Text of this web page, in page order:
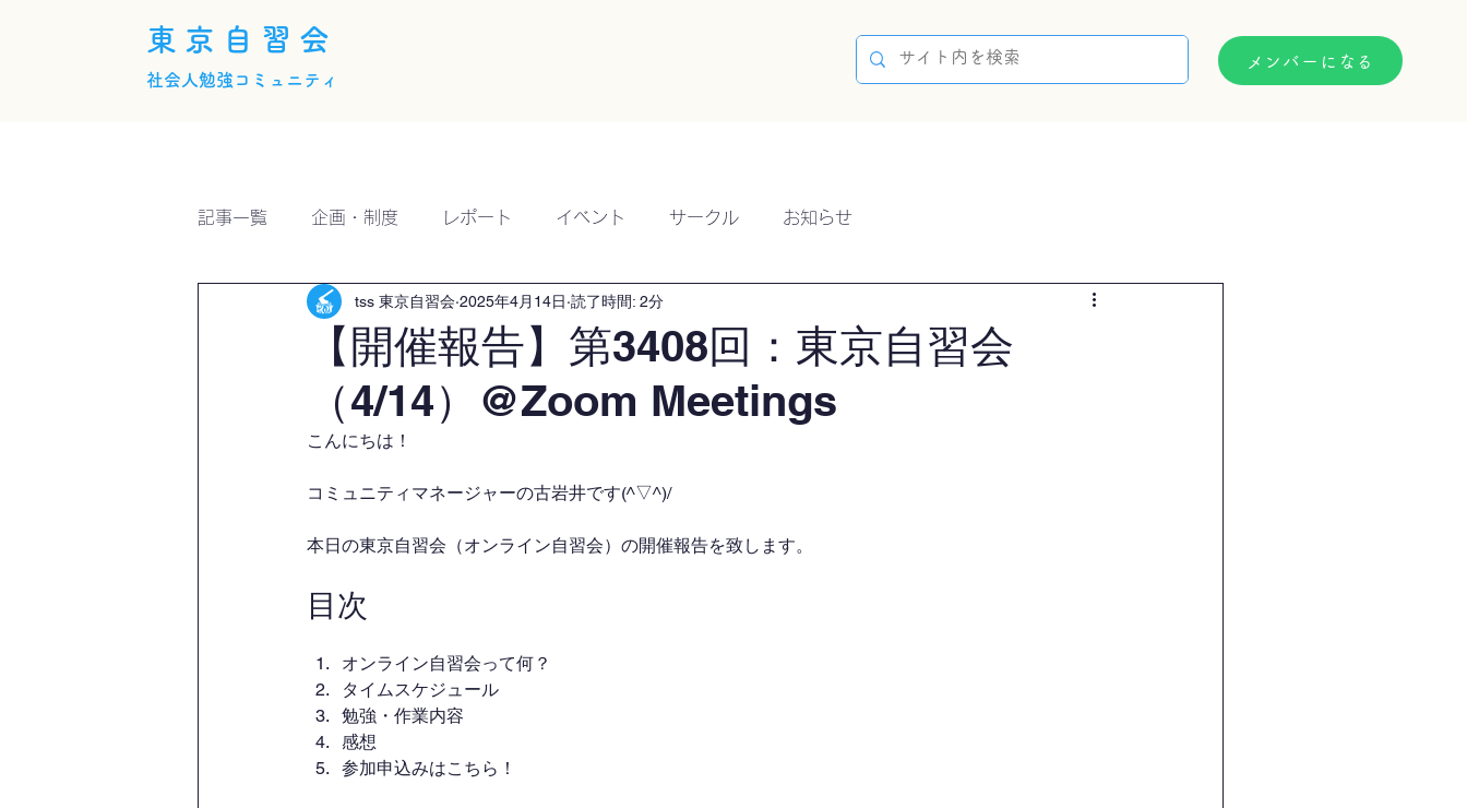
東京自習会
社会人勉強コミュニティ
メンバーになる
記事一覧 企画・制度 レポート イベント サークル お知らせ
【開催報告】第3408回：東京自習会
（4/14）@Zoom Meetings
tss 東京自習会 2025年4月14日 読了時間: 2分
こんにちは！
コミュニティマネージャーの古岩井です(^▽^)/
本日の東京自習会（オンライン自習会）の開催報告を致します。
目次
オンライン自習会って何？
タイムスケジュール
勉強・作業内容
感想
参加申込みはこちら！